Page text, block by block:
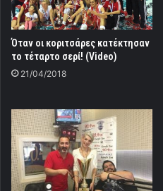
Όταν οι κοριτσάρες κατέκτησαν
το τέταρτο σερί! (Video)
21/04/2018